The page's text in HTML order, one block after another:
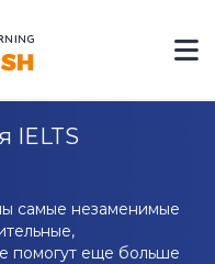
IELTS
самые незаменимые
помогут еще больше